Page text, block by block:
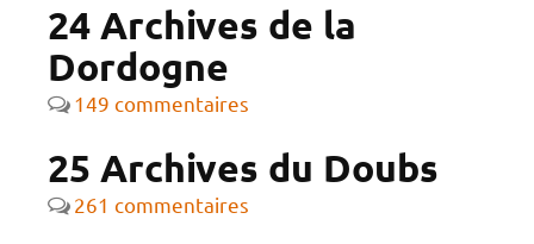
24 Archives de la
Dordogne
149 commentaires
25 Archives du Doubs
261 commentaires